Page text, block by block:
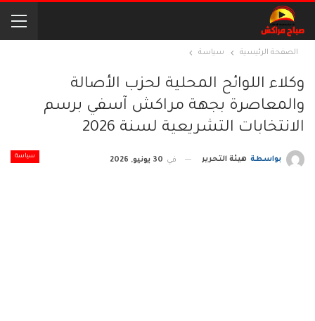
الصفحة الرئيسية سياسة
وكلاء اللوائح المحلية لحزب الأصالة
والمعاصرة بجهة مراكش آسفي برسم
الانتخابات التشريعية لسنة 2026
سياسة بواسطة هيئة التحرير في 30 يونيو, 2026